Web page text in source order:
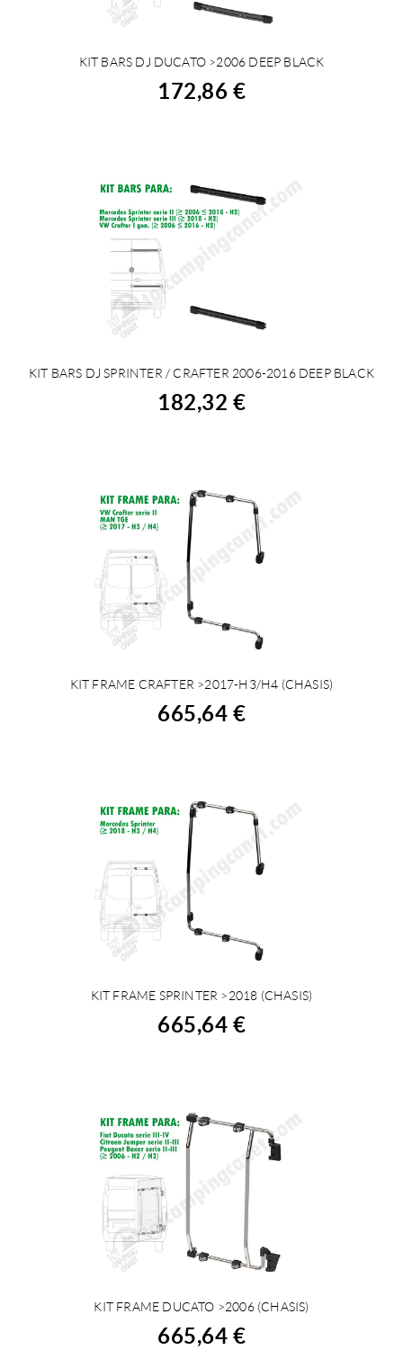
COMPRAR
KIT BARS DJ DUCATO >2006 DEEP BLACK
172,86 €
COMPRAR
KIT BARS DJ SPRINTER / CRAFTER 2006-2016 DEEP BLACK
182,32 €
COMPRAR
KIT FRAME CRAFTER >2017-H3/H4 (CHASIS)
665,64 €
COMPRAR
KIT FRAME SPRINTER >2018 (CHASIS)
665,64 €
COMPRAR
KIT FRAME DUCATO >2006 (CHASIS)
665,64 €